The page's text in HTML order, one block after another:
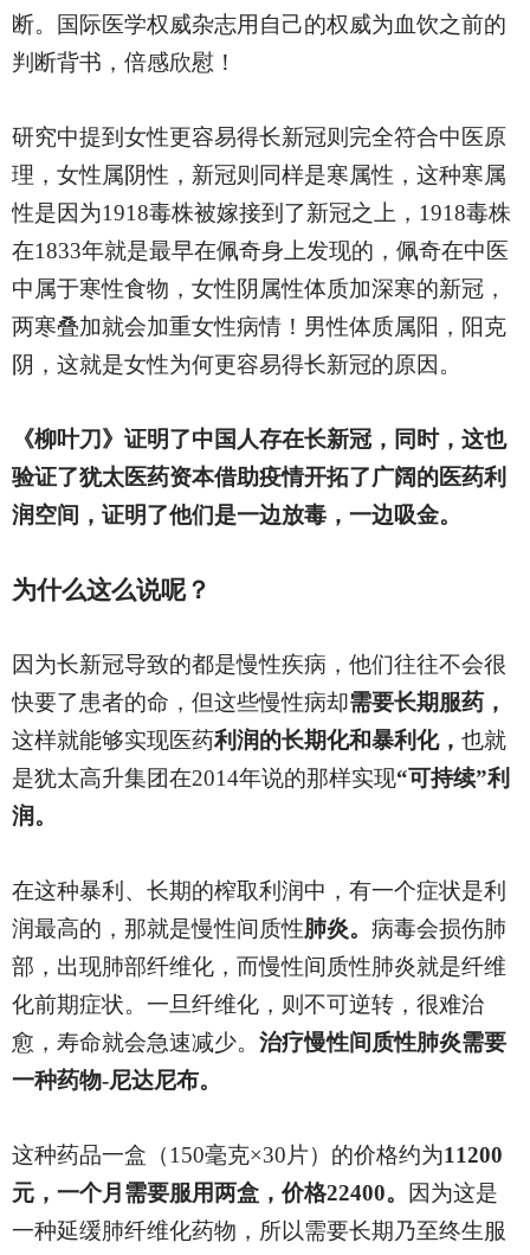
断。国际医学权威杂志用自己的权威为血饮之前的
判断背书，倍感欣慰！
研究中提到女性更容易得长新冠则完全符合中医原
理，女性属阴性，新冠则同样是寒属性，这种寒属
性是因为1918毒株被嫁接到了新冠之上，1918毒株
在1833年就是最早在佩奇身上发现的，佩奇在中医
中属于寒性食物，女性阴属性体质加深寒的新冠，
两寒叠加就会加重女性病情！男性体质属阳，阳克
阴，这就是女性为何更容易得长新冠的原因。
《柳叶刀》证明了中国人存在长新冠，同时，这也
验证了犹太医药资本借助疫情开拓了广阔的医药利
润空间，证明了他们是一边放毒，一边吸金。
为什么这么说呢？
因为长新冠导致的都是慢性疾病，他们往往不会很
快要了患者的命，但这些慢性病却需要长期服药，
这样就能够实现医药利润的长期化和暴利化， 也就
是犹太高升集团在2014年说的那样实现“可持续”利
润。
在这种暴利、长期的榨取利润中，有一个症状是利
润最高的，那就是慢性间质性肺炎。 病毒会损伤肺
部，出现肺部纤维化，而慢性间质性肺炎就是纤维
化前期症状。一旦纤维化，则不可逆转，很难治
愈，寿命就会急速减少。 治疗慢性间质性肺炎需要
一种药物-尼达尼布。
这种药品一盒（150毫克×30片）的价格约为11200
元，一个月需要服用两盒，价格22400。
因为这是
一种延缓肺纤维化药物，所以需要长期乃至终生服